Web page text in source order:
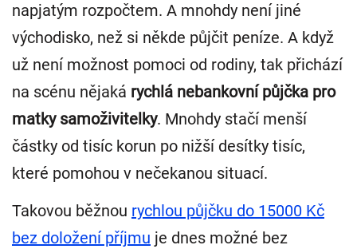
napjatým rozpočtem. A mnohdy není jiné
východisko, než si někde půjčit peníze. A když
už není možnost pomoci od rodiny, tak přichází
na scénu nějaká rychlá nebankovní půjčka pro
matky samoživitelky. Mnohdy stačí menší
částky od tisíc korun po nižší desítky tisíc,
které pomohou v nečekanou situací.
Takovou běžnou rychlou půjčku do 15000 Kč
bez doložení příjmu je dnes možné bez